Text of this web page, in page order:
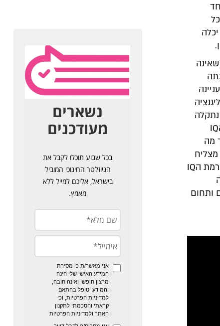
אנג'לה במחקריה של קתרין קוקס, אחת מהחוקרות שעבדו על פיתוח מבחן הIQ
מה
מצליח
במיוחד בתחומו ואף למישהו שיוצר שינוי בעולם. קתרין מצאה שאין מדובר ברמת הIQ
ותחום